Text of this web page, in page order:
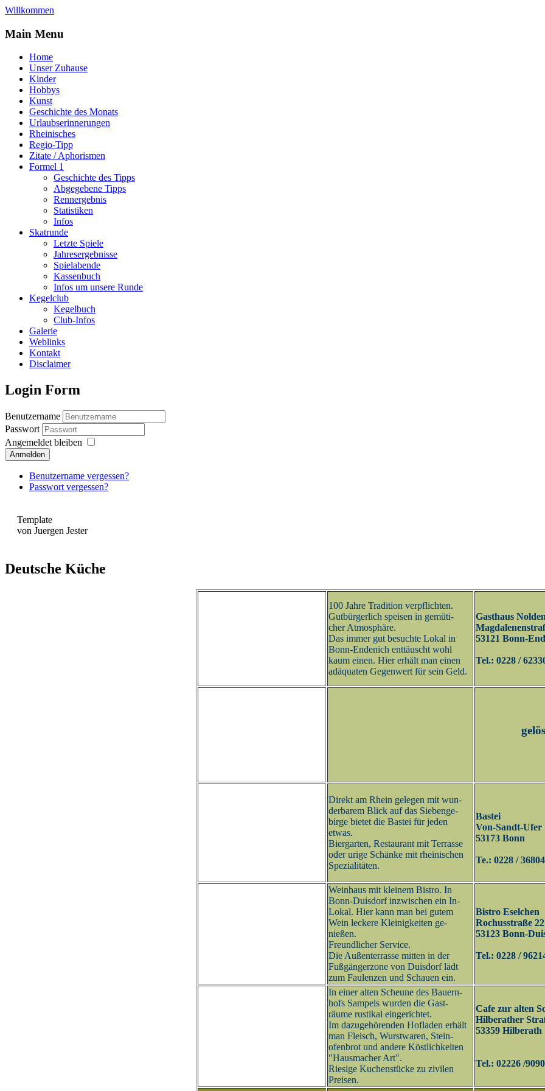
Willkommen
Main Menu
Home
Unser Zuhause
Kinder
Hobbys
Kunst
Geschichte des Monats
Urlaubserinnerungen
Rheinisches
Regio-Tipp
Zitate / Aphorismen
Formel 1
Geschichte des Tipps
Abgegebene Tipps
Rennergebnis
Statistiken
Infos
Skatrunde
Letzte Spiele
Jahresergebnisse
Spielabende
Kassenbuch
Infos um unsere Runde
Kegelclub
Kegelbuch
Club-Infos
Galerie
Weblinks
Kontakt
Disclaimer
Login Form
Benutzername
Passwort
Angemeldet bleiben
Anmelden
Benutzername vergessen?
Passwort vergessen?
Template
von Juergen Jester
Deutsche Küche
100 Jahre Tradition verpflichten.
Gutbürgerlich speisen in gemüti-
cher Atmosphäre.
Das immer gut besuchte Lokal in
Bonn-Endenich enttäuscht wohl
kaum einen. Hier erhält man einen
adäquaten Gegenwert für sein Geld.
Gasthaus Nolden
53121 Bonn-
Tel.: 0228 /
Direkt am Rhein gelegen mit wun-
derbarem Blick auf das Siebenge-
birge bietet die Bastei für jeden
etwas.
Biergarten, Restaurant mit Terrasse
oder urige Schänke mit rheinischen
Spezialitäten.
Bastei
Von-Sandt-Ufer
53173 Bonn
Te.: 0228 /
Weinhaus mit kleinem Bistro. In
Bonn-Duisdorf inzwischen ein In-
Lokal. Hier kann man bei gutem
Wein leckere Kleinigkeiten ge-
nießen.
Freundlicher Service.
Die Außenterrasse mitten in der
Fußgängerzone von Duisdorf lädt
zum Faulenzen und Schauen ein.
Bistro Eselchen
Rochusstraße
53123 Bonn-
Tel.: 0228 /
In einer alten Scheune des Bauern-
hofs Sampels wurden die Gast-
räume rustikal eingerichtet.
Im dazugehörenden Hofladen erhält
man Fleisch, Wurstwaren, Stein-
ofenbrot und andere Köstlichkeiten
"Hausmacher Art".
Riesige Kuchenstücke zu zivilen
Preisen.
Cafe zur alten
Hilberather
53359 Hilberath
Tel.: 02226 /